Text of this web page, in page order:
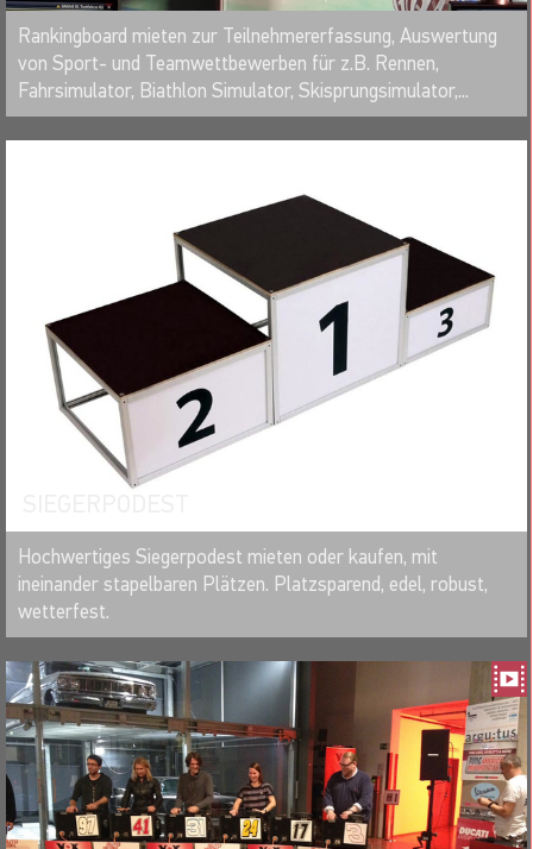
MERKEN
Rankingboard mieten zur Teilnehmererfassung, Auswertung
von Sport- und Teamwettbewerben für z.B. Rennen,
Fahrsimulator, Biathlon Simulator, Skisprungsimulator,...
MERKEN
Hochwertiges Siegerpodest mieten oder kaufen, mit
ineinander stapelbaren Plätzen. Platzsparend, edel, robust,
wetterfest.